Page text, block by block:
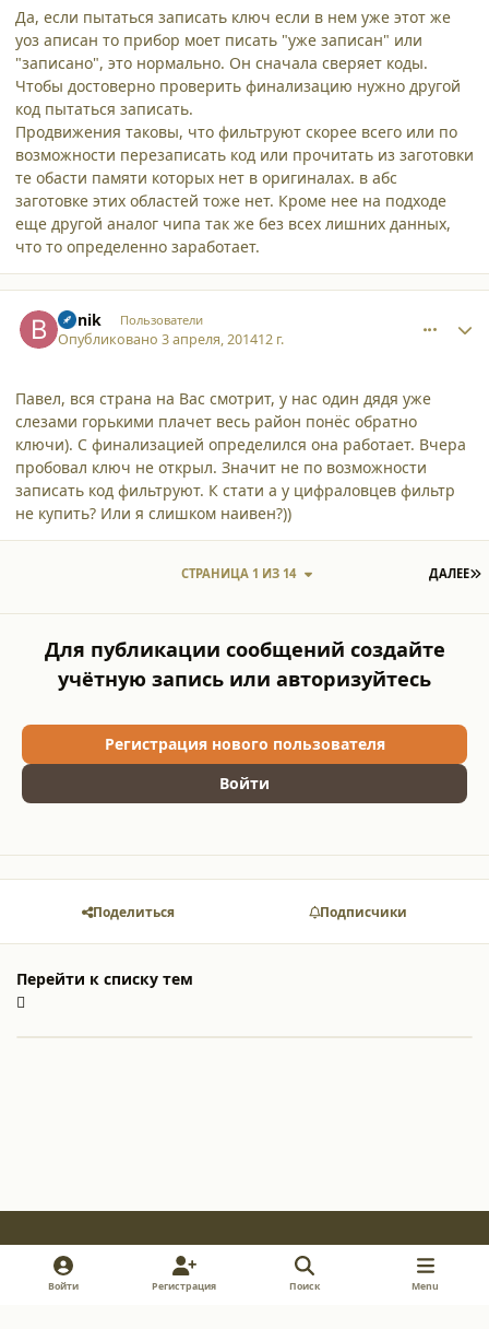
Да, если пытаться записать ключ если в нем уже этот же
уоз аписан то прибор моет писать "уже записан" или
"записано", это нормально. Он сначала сверяет коды.
Чтобы достоверно проверить финализацию нужно другой
код пытаться записать.
Продвижения таковы, что фильтруют скорее всего или по
возможности перезаписать код или прочитать из заготовки
те обасти памяти которых нет в оригиналах. в абс
заготовке этих областей тоже нет. Кроме нее на подходе
еще другой аналог чипа так же без всех лишних данных,
что то определенно заработает.
Bunik Пользователи
Опубликовано3 апреля, 201412 г.
Павел, вся страна на Вас смотрит, у нас один дядя уже
слезами горькими плачет весь район понёс обратно
ключи). С финализацией определился она работает. Вчера
пробовал ключ не открыл. Значит не по возможности
записать код фильтруют. К стати а у цифраловцев фильтр
не купить? Или я слишком наивен?))
ДАЛЕЕ
СТРАНИЦА 1 ИЗ 14
Для публикации сообщений создайте
учётную запись или авторизуйтесь
Регистрация нового пользователя
Войти
Поделиться Подписчики
Перейти к списку тем
Light ModeDark ModeSystem Preference
y
Войти Регистрация Поиск Menu